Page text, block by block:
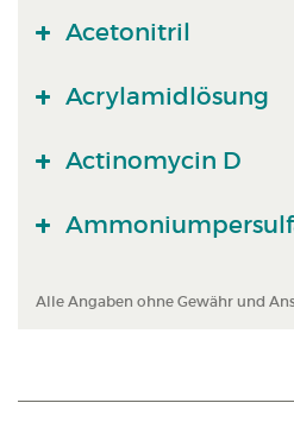
Acetonitril
Acrylamidlösung
Actinomycin D
Alle Angaben ohne Gewähr und